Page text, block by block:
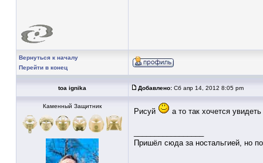
Вернуться к началу
Перейти в конец
toa ignika Добавлено: Сб апр 14, 2012 8:05 pm
Каменный Защитник
Рисуй а то так хочется
Пришёл сюда за ностальгией, но